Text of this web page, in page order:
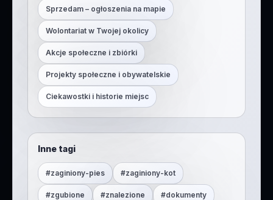
Sprzedam – ogłoszenia na mapie
Wolontariat w Twojej okolicy
Akcje społeczne i zbiórki
Projekty społeczne i obywatelskie
Ciekawostki i historie miejsc
Inne tagi
#zaginiony-pies #zaginiony-kot
#zgubione #znalezione #dokumenty